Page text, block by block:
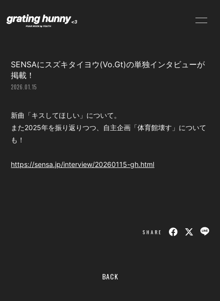
PROFILE
VIDEO
DISCOGRAPHY
SENSAにスズキタイヨウ(Vo.Gt)の単独インタビューが
掲載！
2026.01.15
新曲「キスしてほしい」について。
また2025年を振り返りつつ、自主企画「体育館壊す」について
も！
https://sensa.jp/interview/20260115-gh.html
SHARE
BACK